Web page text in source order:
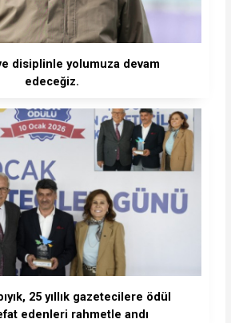
ve disiplinle yolumuza devam
edeceğiz.
25 yıllık gazetecilere ödül
edenleri rahmetle andı